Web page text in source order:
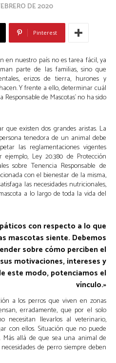
DE 2020
Pinterest
en nuestro país no es tarea fácil, ya
parte de las familias, sino que
erizos de tierra, hurones y
Y frente a ello, determinar cuál
de Mascotas` no ha sido
que existen dos grandes aristas. La
tenedora de un animal debe
las reglamentaciones vigentes
Ley 20.380 de Protección
sobre Tenencia Responsable de
con el bienestar de la misma,
las necesidades nutricionales,
a lo largo de toda la vida del
con respecto a lo que
mascotas siente. Debemos
sobre cómo perciben el
motivaciones, intereses y
este modo, potenciamos el
vínculo.»
a los perros que viven en zonas
erradamente, que por el solo
llevarlos al veterinario,
con ellos. Situación que no puede
allá de que sea una animal de
de perro siempre deben